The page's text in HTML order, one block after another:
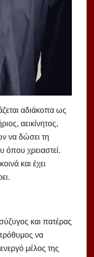
αδιάκοπα ως
αεικίνητος,
να δώσει τη
όπου χρειαστεί.
και έχει
σύζυγος και πατέρας
να
μέλος της